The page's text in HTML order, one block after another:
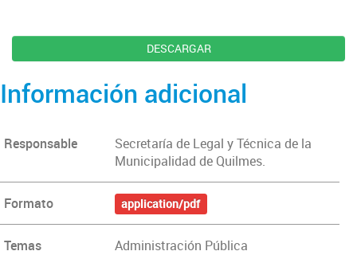
DESCARGAR
Información adicional
Responsable
Secretaría de Legal y Técnica de la
Municipalidad de Quilmes.
Formato application/pdf
Temas Administración Pública